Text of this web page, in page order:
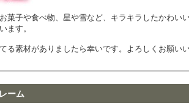
菓子や食べ物、星や雪など、キラキラしたかわい
ます。
る素材がありましたら幸いです。よろしくお願いい
ーム